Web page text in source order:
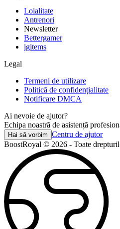
Loialitate
Antrenori
Newsletter
Bettergamer
igitems
Legal
Termeni de utilizare
Politică de confidențialitate
Notificare DMCA
Ai nevoie de ajutor?
Echipa noastră de asistență
Hai să vorbim Centru de ajutor
BoostRoyal © 2026 - Toate